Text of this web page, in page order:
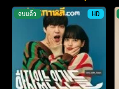
จบแล้ว HD